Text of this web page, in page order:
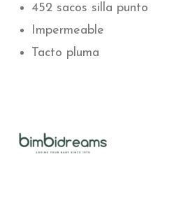
452 sacos silla punto
Impermeable
Tacto pluma